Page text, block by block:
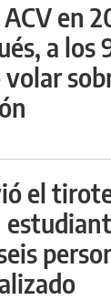
en
a los
el